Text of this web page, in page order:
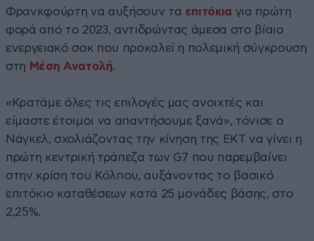
Φρανκφούρτη να αυξήσουν τα επιτόκια για πρώτη
φορά από το 2023, αντιδρώντας άμεσα στο βίαιο
ενεργειακό σοκ που προκαλεί η πολεμική σύγκρουση
στη Μέση Ανατολή.
«Κρατάμε όλες τις επιλογές μας ανοιχτές και
είμαστε έτοιμοι να απαντήσουμε ξανά», τόνισε ο
Νάγκελ, σχολιάζοντας την κίνηση της ΕΚΤ να γίνει η
πρώτη κεντρική τράπεζα των G7 που παρεμβαίνει
στην κρίση του Κόλπου, αυξάνοντας το βασικό
επιτόκιο καταθέσεων κατά 25 μονάδες βάσης, στο
2,25%.